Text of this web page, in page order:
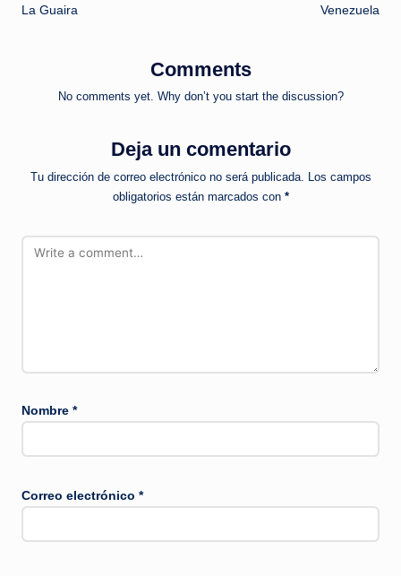
La Guaira
Venezuela
Comments
No comments yet. Why don’t you start the discussion?
Deja un comentario
Tu dirección de correo electrónico no será publicada. Los campos
obligatorios están marcados con *
Nombre *
Correo electrónico *